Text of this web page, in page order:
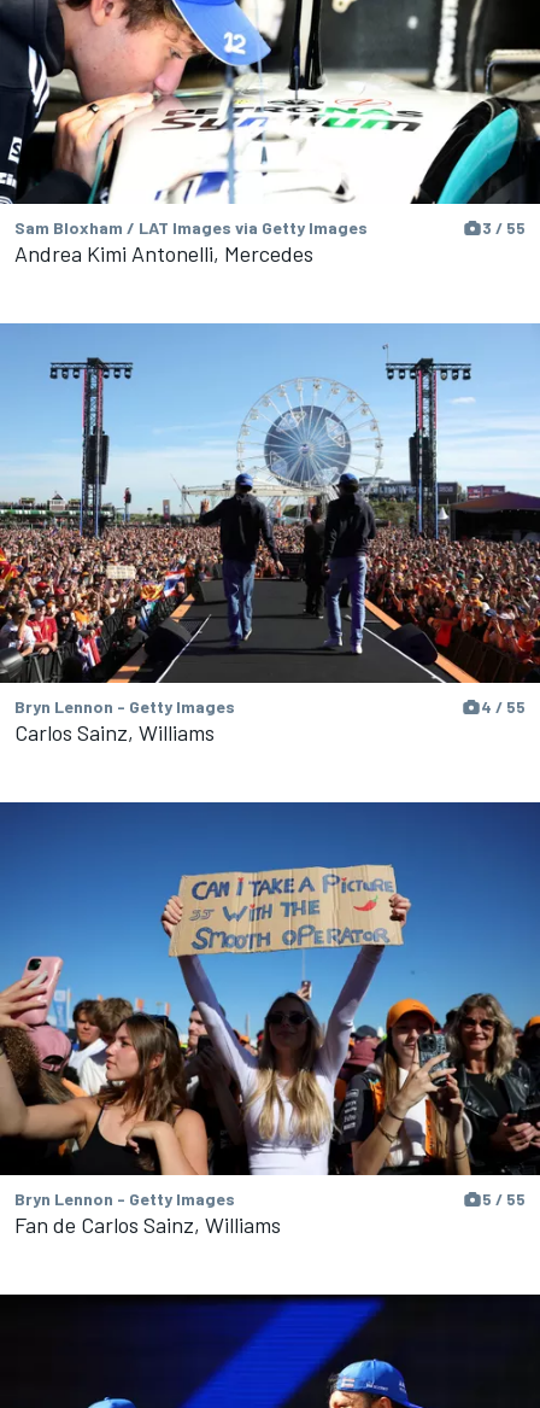
Sam Bloxham / LAT Images via Getty Images 3 / 55
Andrea Kimi Antonelli, Mercedes
Bryn Lennon - Getty Images 4 / 55
Carlos Sainz, Williams
Bryn Lennon - Getty Images 5 / 55
Fan de Carlos Sainz, Williams